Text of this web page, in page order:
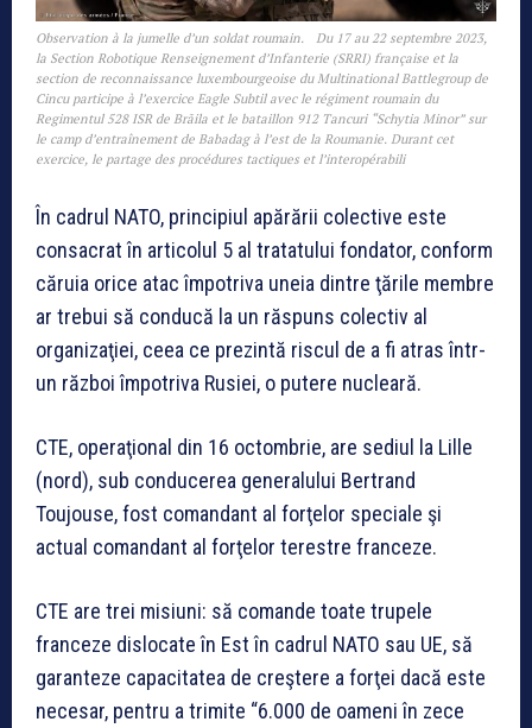
Observation à la jumelle d’un soldat roumain. Du 17 au 22 septembre 2023,
la Section Robotique Renseignement d’Infanterie (SRRI) française et la
section de reconnaissance luxembourgeoise du Multinational Battlegroup de
Cincu participe à l’exercice Eagle Subtil avec le régiment roumain du
Regimentul 528 ISR de Brãila et le bataillon 912 Tancuri “Schytia Minor” sur
le camp d’entraînement de Babadag à l’est de la Roumanie. Durant cet
exercice, le partage des procédures tactiques et l’interopérabili
În cadrul NATO, principiul apărării colective este
consacrat în articolul 5 al tratatului fondator, conform
căruia orice atac împotriva uneia dintre ţările membre
ar trebui să conducă la un răspuns colectiv al
organizaţiei, ceea ce prezintă riscul de a fi atras într-
un război împotriva Rusiei, o putere nucleară.
CTE, operaţional din 16 octombrie, are sediul la Lille
(nord), sub conducerea generalului Bertrand
Toujouse, fost comandant al forţelor speciale şi
actual comandant al forţelor terestre franceze.
CTE are trei misiuni: să comande toate trupele
franceze dislocate în Est în cadrul NATO sau UE, să
garanteze capacitatea de creştere a forţei dacă este
necesar, pentru a trimite “6.000 de oameni în zece